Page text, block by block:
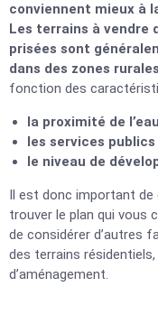
conviennent mieux à
Les terrains à vendre
prisées sont
dans des zones
fonction des
la proximité de
les services publics
le niveau de
Il est donc important
trouver le plan qui vous
de considérer d’autres
des terrains
d’aménagement.